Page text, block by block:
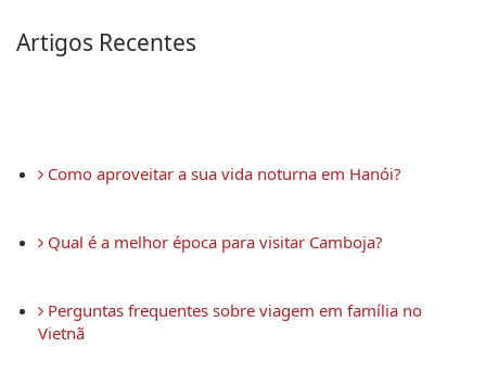
Artigos Recentes
Como aproveitar a sua vida noturna em Hanói?
Qual é a melhor época para visitar Camboja?
Perguntas frequentes sobre viagem em família no
Vietnã